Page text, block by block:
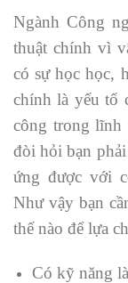
Ngành Công
thuật chính vì
có sự học học,
chính là yếu tố
công trong lĩnh
đòi hỏi bạn
ứng được với
Như vậy bạn
thế nào để lựa
Có kỹ năng